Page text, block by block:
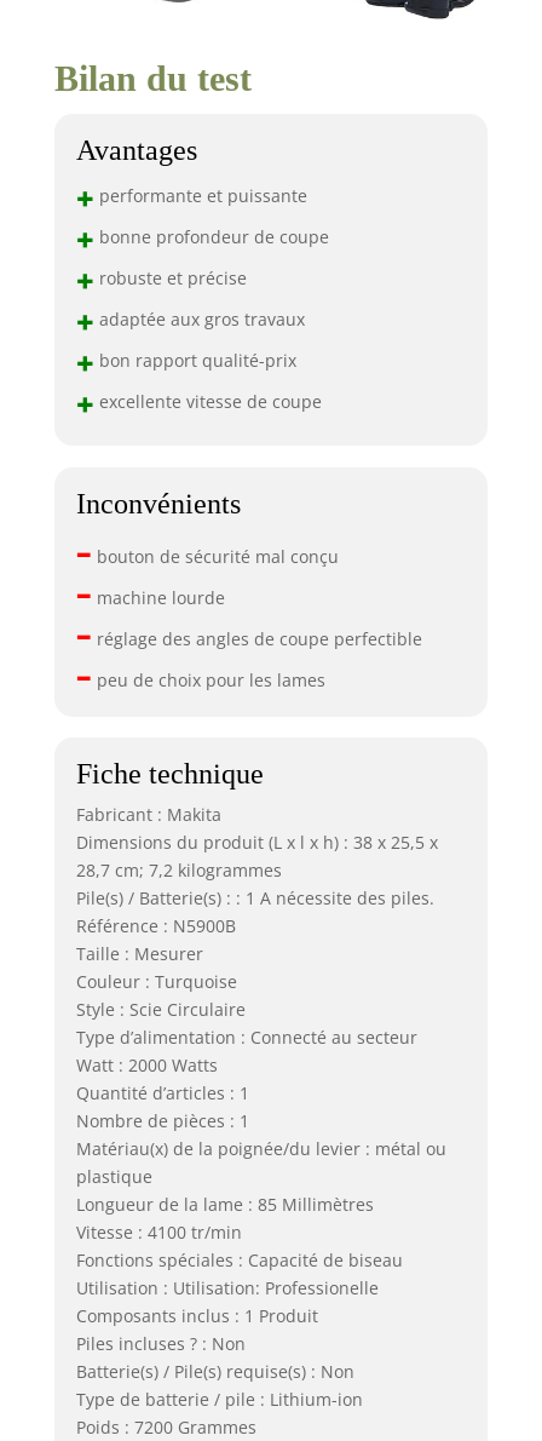
Bilan du test
Avantages
+ performante et puissante
+ bonne profondeur de coupe
+ robuste et précise
+ adaptée aux gros travaux
+ bon rapport qualité-prix
+ excellente vitesse de coupe
Inconvénients
– bouton de sécurité mal conçu
– machine lourde
– réglage des angles de coupe perfectible
– peu de choix pour les lames
Fiche technique
Fabricant : Makita
Dimensions du produit (L x l x h) : 38 x 25,5 x
28,7 cm; 7,2 kilogrammes
Pile(s) / Batterie(s) : : 1 A nécessite des piles.
Référence : N5900B
Taille : Mesurer
Couleur : Turquoise
Style : Scie Circulaire
Type d’alimentation : Connecté au secteur
Watt : 2000 Watts
Quantité d’articles : 1
Nombre de pièces : 1
Matériau(x) de la poignée/du levier : métal ou
plastique
Longueur de la lame : 85 Millimètres
Vitesse : 4100 tr/min
Fonctions spéciales : Capacité de biseau
Utilisation : Utilisation: Professionelle
Composants inclus : 1 Produit
Piles incluses ? : Non
Batterie(s) / Pile(s) requise(s) : Non
Type de batterie / pile : Lithium-ion
Poids : 7200 Grammes